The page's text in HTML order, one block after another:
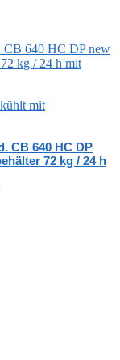
mit
CB 640 HC DP
72 kg / 24 h